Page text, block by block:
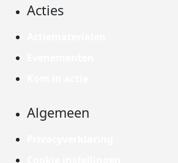
Acties
Algemeen